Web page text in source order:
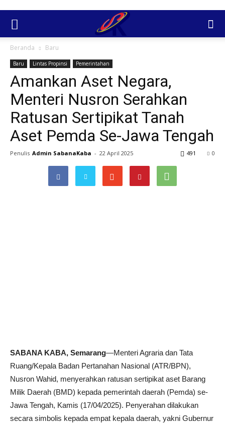
Beranda Baru
Baru Lintas Propinsi Pemerintahan
Amankan Aset Negara,
Menteri Nusron Serahkan
Ratusan Sertipikat Tanah
Aset Pemda Se-Jawa Tengah
Penulis Admin SabanaKaba - 22 April 2025 0
491
SABANA KABA, Semarang—Menteri Agraria dan Tata
Ruang/Kepala Badan Pertanahan Nasional (ATR/BPN),
Nusron Wahid, menyerahkan ratusan sertipikat aset Barang
Milik Daerah (BMD) kepada pemerintah daerah (Pemda) se-
Jawa Tengah, Kamis (17/04/2025). Penyerahan dilakukan
secara simbolis kepada empat kepala daerah, yakni Gubernur